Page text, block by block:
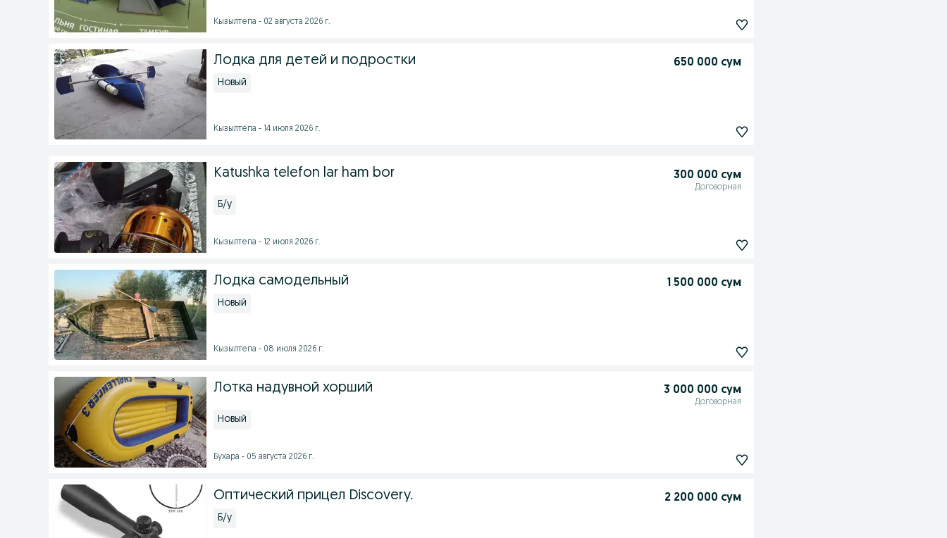
Кызылтепа - 02 августа 2026 г.
Лодка для детей и подростки 650 000 сум
Новый
Кызылтепа - 14 июля 2026 г.
Katushka telefon lar ham bor 300 000 сум
Договорная
Б/у
Кызылтепа - 12 июля 2026 г.
Лодка самодельный 1 500 000 сум
Новый
Кызылтепа - 08 июля 2026 г.
Лотка надувной хорший 3 000 000 сум
Договорная
Новый
Бухара - 05 августа 2026 г.
Оптический прицел Discovery. 2 200 000 сум
Б/у